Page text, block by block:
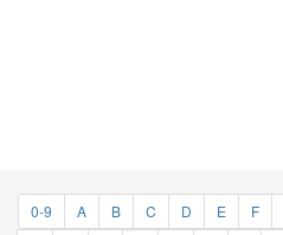
0-9 A B C D E F